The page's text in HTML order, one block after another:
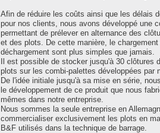
Afin de réduire les coûts ainsi que les délais
pour nos clients, nous avons développé une
permettant de prélever en alternance des
et des plots. De cette manière, le
déchargement sont plus simples que jamais.
Il est possible de stocker jusqu'à 30 clôtures
plots sur les combi-palettes développées par
De l'idée initiale jusqu'à sa mise en série,
le développement de ce produit que nous
mêmes dans notre entreprise.
Nous sommes la seule entreprise en
commercialiser exclusivement les plots en
B&F utilisés dans la technique de barrage.